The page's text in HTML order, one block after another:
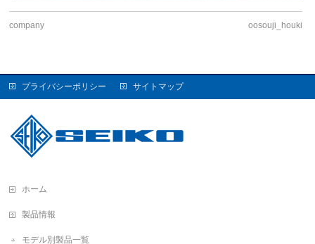
company oosouji_houki
プライバシーポリシー サイトマップ
ホーム
製品情報
モデル別製品一覧